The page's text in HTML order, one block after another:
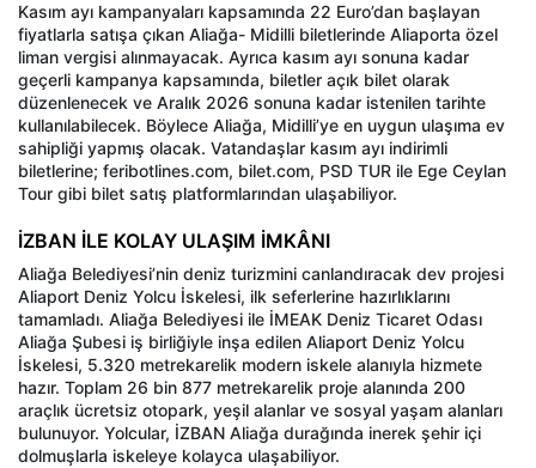
Kasım ayı kampanyaları kapsamında 22 Euro’dan başlayan
fiyatlarla satışa çıkan Aliağa- Midilli biletlerinde Aliaporta özel
liman vergisi alınmayacak. Ayrıca kasım ayı sonuna kadar
geçerli kampanya kapsamında, biletler açık bilet olarak
düzenlenecek ve Aralık 2026 sonuna kadar istenilen tarihte
kullanılabilecek. Böylece Aliağa, Midilli’ye en uygun ulaşıma ev
sahipliği yapmış olacak. Vatandaşlar kasım ayı indirimli
biletlerine; feribotlines.com, bilet.com, PSD TUR ile Ege Ceylan
Tour gibi bilet satış platformlarından ulaşabiliyor.
İZBAN İLE KOLAY ULAŞIM İMKÂNI
Aliağa Belediyesi’nin deniz turizmini canlandıracak dev projesi
Aliaport Deniz Yolcu İskelesi, ilk seferlerine hazırlıklarını
tamamladı. Aliağa Belediyesi ile İMEAK Deniz Ticaret Odası
Aliağa Şubesi iş birliğiyle inşa edilen Aliaport Deniz Yolcu
İskelesi, 5.320 metrekarelik modern iskele alanıyla hizmete
hazır. Toplam 26 bin 877 metrekarelik proje alanında 200
araçlık ücretsiz otopark, yeşil alanlar ve sosyal yaşam alanları
bulunuyor. Yolcular, İZBAN Aliağa durağında inerek şehir içi
dolmuşlarla iskeleye kolayca ulaşabiliyor.